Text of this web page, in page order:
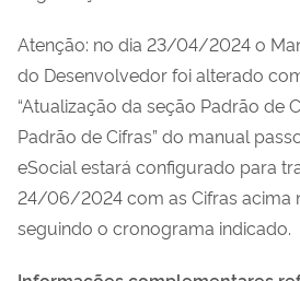
Atenção: no dia 23/04/2024 o
do Desenvolvedor foi alterado
“Atualização da seção Padrão de
Padrão de Cifras” do manual
eSocial estará configurado para
24/06/2024 com as Cifras acima
seguindo o cronograma indicado.